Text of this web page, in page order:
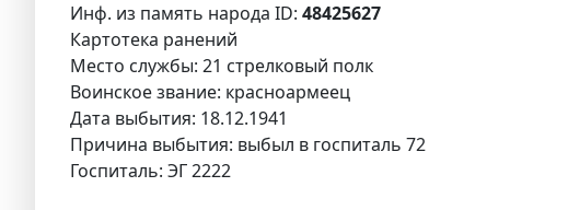
Инф. из память народа ID: 48425627
Картотека ранений
Место службы: 21 стрелковый полк
Воинское звание: красноармеец
Дата выбытия: 18.12.1941
Причина выбытия: выбыл в госпиталь 72
Госпиталь: ЭГ 2222